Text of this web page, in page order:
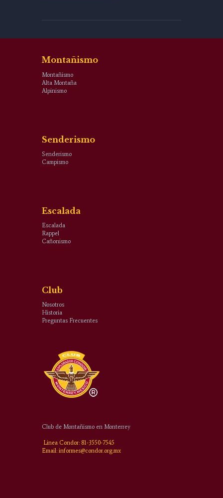
Montañismo
Montañismo
Alta Montaña
Alpinismo
Senderismo
Senderismo
Campismo
Escalada
Escalada
Rappel
Cañonismo
Club
Nosotros
Historia
Preguntas Frecuentes
Club de Montañismo en Monterrey
Linea Condor: 81-3550-7545
Email: informes@condor.org.mx